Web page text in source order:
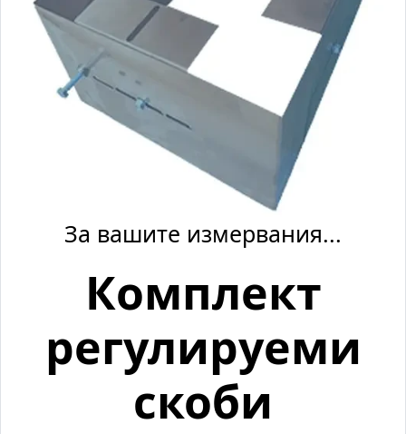
За вашите измервания...
Комплект
регулируеми
скоби